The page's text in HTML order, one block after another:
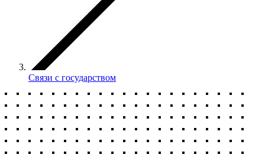
Связи с государством